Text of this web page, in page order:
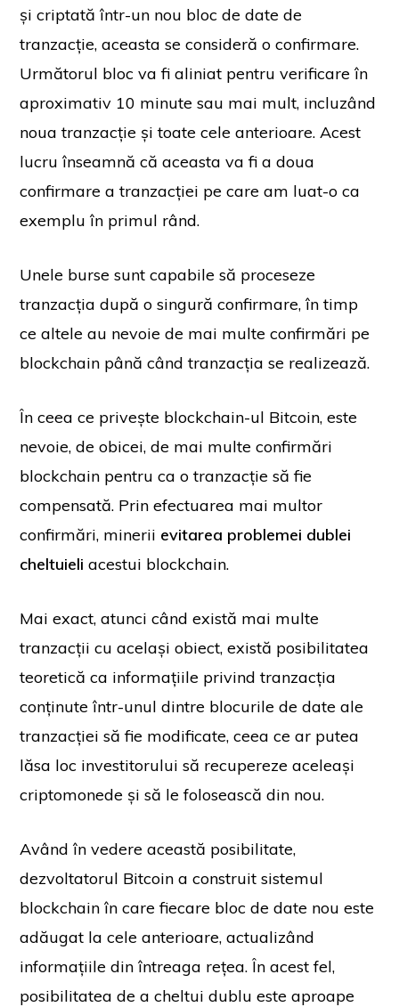
și criptată într-un nou bloc de date de
tranzacție, aceasta se consideră o confirmare.
Următorul bloc va fi aliniat pentru verificare în
aproximativ 10 minute sau mai mult, incluzând
noua tranzacție și toate cele anterioare. Acest
lucru înseamnă că aceasta va fi a doua
confirmare a tranzacției pe care am luat-o ca
exemplu în primul rând.
Unele burse sunt capabile să proceseze
tranzacția după o singură confirmare, în timp
ce altele au nevoie de mai multe confirmări pe
blockchain până când tranzacția se realizează.
În ceea ce privește blockchain-ul Bitcoin, este
nevoie, de obicei, de mai multe confirmări
blockchain pentru ca o tranzacție să fie
compensată. Prin efectuarea mai multor
confirmări, minerii evitarea problemei dublei
cheltuieli acestui blockchain.
Mai exact, atunci când există mai multe
tranzacții cu același obiect, există posibilitatea
teoretică ca informațiile privind tranzacția
conținute într-unul dintre blocurile de date ale
tranzacției să fie modificate, ceea ce ar putea
lăsa loc investitorului să recupereze aceleași
criptomonede și să le folosească din nou.
Având în vedere această posibilitate,
dezvoltatorul Bitcoin a construit sistemul
blockchain în care fiecare bloc de date nou este
adăugat la cele anterioare, actualizând
informațiile din întreaga rețea. În acest fel,
posibilitatea de a cheltui dublu este aproape